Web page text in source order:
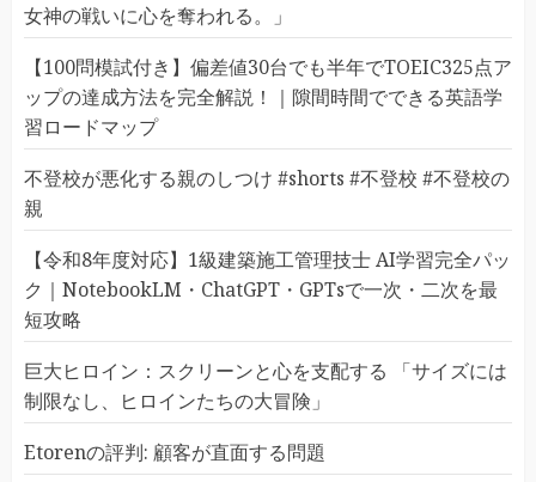
女神の戦いに心を奪われる。」
【100問模試付き】偏差値30台でも半年でTOEIC325点ア
ップの達成方法を完全解説！｜隙間時間でできる英語学
習ロードマップ
不登校が悪化する親のしつけ #shorts #不登校 #不登校の
親
【令和8年度対応】1級建築施工管理技士 AI学習完全パッ
ク｜NotebookLM・ChatGPT・GPTsで一次・二次を最
短攻略
巨大ヒロイン：スクリーンと心を支配する 「サイズには
制限なし、ヒロインたちの大冒険」
Etorenの評判: 顧客が直面する問題